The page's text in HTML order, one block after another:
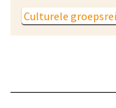
Culturele